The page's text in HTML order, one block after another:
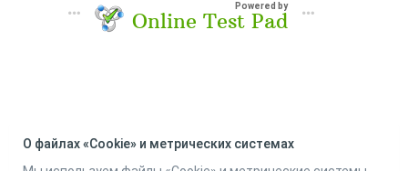
Powered by
Online Test Pad
О файлах «Cookie» и метрических системах